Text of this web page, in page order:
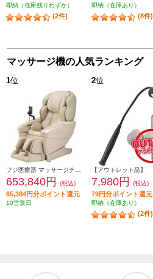
即納（在庫残りわずか）
(2件)
即納（在庫あり）
(8件)
マッサージ機の人気ランキング
1位
653,840円 (税込)
65,384円分ポイント還元
10営業日
2位
7,980円 (税込)
79円分ポイント還元
即納（在庫あり）
(2件)